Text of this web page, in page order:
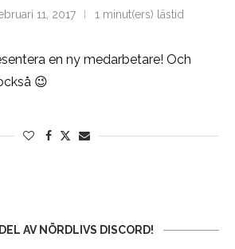
11, 2017 1 minut(ers) lästid
en ny medarbetare! Och
😉
AV NÖRDLIVS DISCORD!